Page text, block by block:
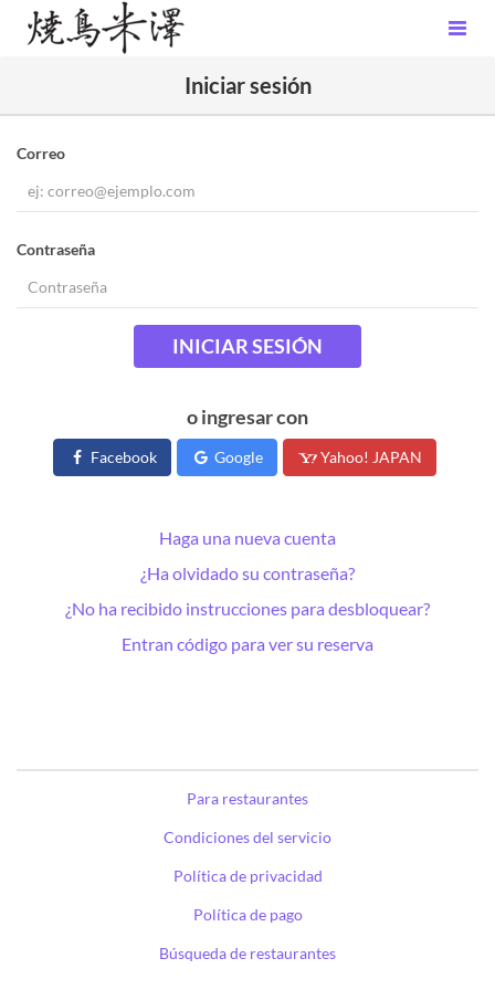
Iniciar sesión
Correo
Contraseña
INICIAR SESIÓN
o ingresar con
Facebook Google Yahoo! JAPAN
Haga una nueva cuenta
¿Ha olvidado su contraseña?
¿No ha recibido instrucciones para desbloquear?
Entran código para ver su reserva
Para restaurantes
Condiciones del servicio
Política de privacidad
Política de pago
Búsqueda de restaurantes